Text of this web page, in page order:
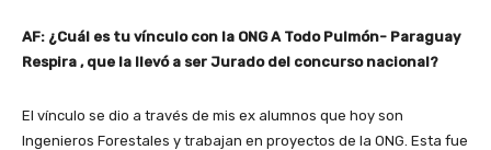
AF: ¿Cuál es tu vínculo con la ONG A Todo Pulmón- Paraguay
Respira , que la llevó a ser Jurado del concurso nacional?
El vínculo se dio a través de mis ex alumnos que hoy son
Ingenieros Forestales y trabajan en proyectos de la ONG. Esta fue